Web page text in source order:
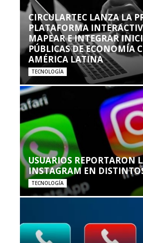
CIRCULARTEC LANZA LA
PLATAFORMA
MAPEAR E INTEGRAR
PÚBLICAS DE ECONOMÍA
AMÉRICA LATINA
TECNOLOGÍA
USUARIOS REPORTARON
INSTAGRAM EN
TECNOLOGÍA